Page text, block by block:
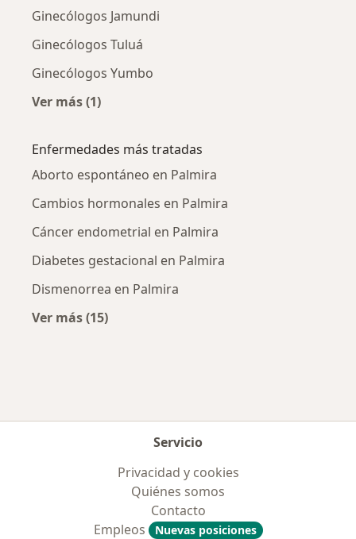
Ginecólogos Jamundi
Ginecólogos Tuluá
Ginecólogos Yumbo
Ver más (1)
Enfermedades más tratadas
Aborto espontáneo en Palmira
Cambios hormonales en Palmira
Cáncer endometrial en Palmira
Diabetes gestacional en Palmira
Dismenorrea en Palmira
Ver más (15)
Servicio
Privacidad y cookies
Quiénes somos
Contacto
Empleos
Nuevas posiciones